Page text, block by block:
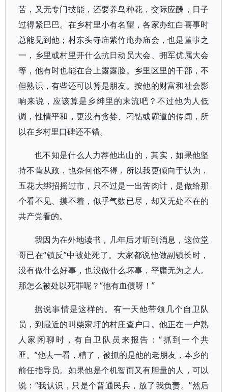
苦，又无专门技能，还要养鸟种花，交际应酬，日子
过得紧巴巴。在乡村里小有名望，各家办红白喜事时
总能见到他；村东头寺庙紫竹庵办庙会，也是董事之
一，乡里或村里开什么抗日动员大会、拥军优属大会
等，他有时也能在台上露露脸。乡里区里的干部，不
但熟识，有些还可以算是朋友。按他的财富和社会影
响来说，应该算是乡绅里的末流吧？不过他为人低
调，性情平和，更没有贪婪、刁钻或霸道的传闻，所
以在乡村里口碑还不错。
也不知是什么人力荐他出山的，其实，如果他坚
持不肯从政，也奈何他不得，所以我更倾向于认为，
五花大绑招摇过市，只不过是一出苦肉计，是做给那
个看不见、摸不着，似乎气数已尽，却又无处不在的
共产党看的。
我因为在外地读书，几年后才听到消息，这位堂
哥已在“镇反”中被处死了。大家都说他做副镇长时，
没有做什么好事，也没做什么坏事，平庸无为之人。
那怎么被处以死罪呢？“他有血债呀！”
据说事情是这样的。有一天他带领几个自卫队
员，到最近的叫柴家圩的村庄查户口。他正在一户熟
人家闲聊时，有自卫队员来报告：“抓到一个共
匪。”他去一看，糟了，被抓的是他的老朋友，本乡的
前任指导员。如果他是个机智而又有胆量的人，可以
说：“我认识，只是个普通民兵，放了我负责。”然后